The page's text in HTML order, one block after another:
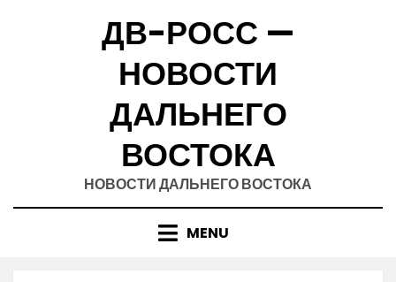
ДВ-РОСС —
НОВОСТИ
ДАЛЬНЕГО
ВОСТОКА
НОВОСТИ ДАЛЬНЕГО ВОСТОКА
MENU